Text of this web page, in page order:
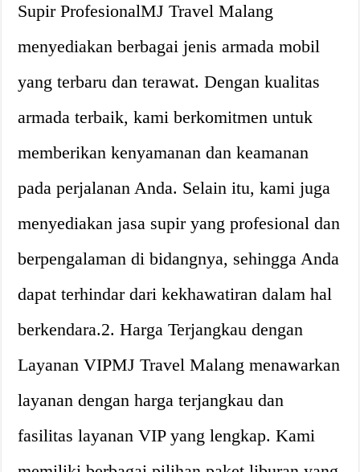
Supir ProfesionalMJ Travel Malang
menyediakan berbagai jenis armada mobil
yang terbaru dan terawat. Dengan kualitas
armada terbaik, kami berkomitmen untuk
memberikan kenyamanan dan keamanan
pada perjalanan Anda. Selain itu, kami juga
menyediakan jasa supir yang profesional dan
berpengalaman di bidangnya, sehingga Anda
dapat terhindar dari kekhawatiran dalam hal
berkendara.2. Harga Terjangkau dengan
Layanan VIPMJ Travel Malang menawarkan
layanan dengan harga terjangkau dan
fasilitas layanan VIP yang lengkap. Kami